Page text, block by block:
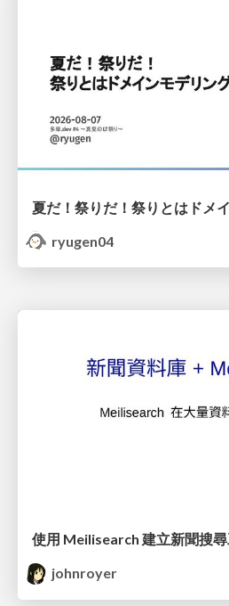
夏だ！祭りだ！祭りとはドメ
ryugen04
使用 Meilisearch 建立新聞搜
johnroyer